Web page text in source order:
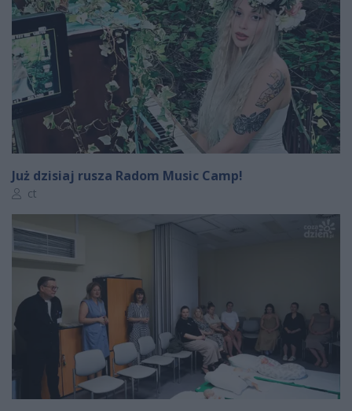
Już dzisiaj rusza Radom Music Camp!
Autor artykułu:
ct